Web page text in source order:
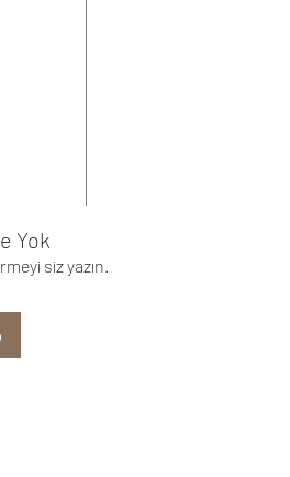
Yok
siz yazın.